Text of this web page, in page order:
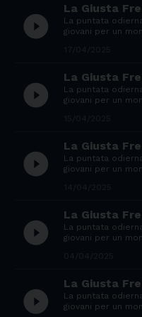
play_circle_filled
La Giusta
La puntata
giovani per un
play_circle_filled
La Giusta
La puntata
giovani per un
play_circle_filled
La Giusta
La puntata
giovani per un
play_circle_filled
La Giusta
La puntata
giovani per un
play_circle_filled
La Giusta
La puntata
giovani per un